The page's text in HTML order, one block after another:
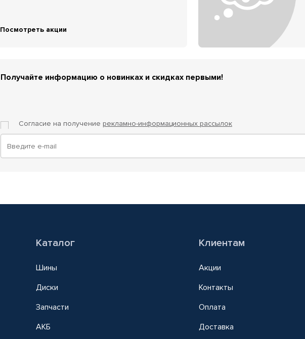
Посмотреть акции
Получайте информацию о новинках и скидках первыми!
Согласие на получение рекламно-информационных рассылок
Каталог
Шины
Диски
Запчасти
АКБ
Клиентам
Акции
Контакты
Оплата
Доставка